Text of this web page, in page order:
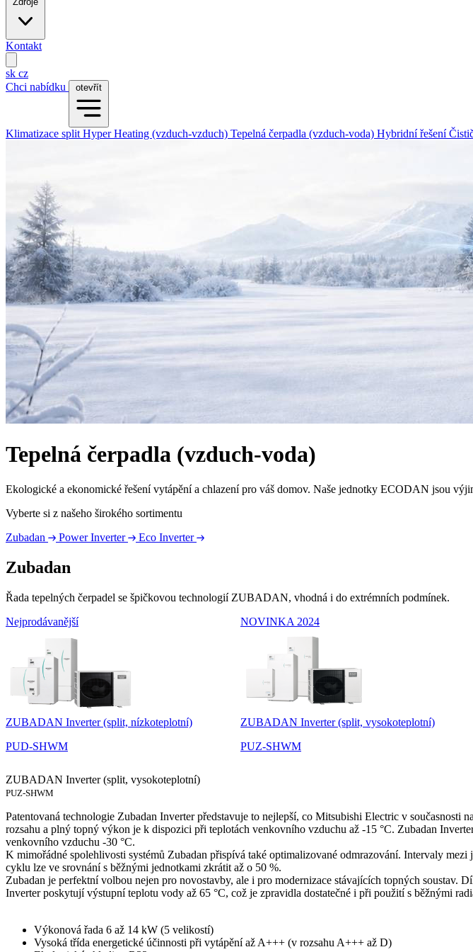
Kontakt
sk cz
Chci nabídku
otevřít
Klimatizace split Hyper Heating (vzduch-vzduch) Tepelná čerpadla (vzduch-voda) Hybridní řešení
Tepelná čerpadla (vzduch-voda)
Ekologické a ekonomické řešení vytápění a chlazení pro váš domov. Naše jednotky ECODAN jsou
Vyberte si z našeho širokého sortimentu
Zubadan
Power Inverter Eco Inverter
Zubadan
Řada tepelných čerpadel se špičkovou technologií ZUBADAN, vhodná i do extrémních podmínek.
Nejprodávanější
ZUBADAN Inverter (split, nízkoteplotní)
PUD-SHWM
NOVINKA 2024
ZUBADAN Inverter (split, vysokoteplotní)
PUZ-SHWM
ZUBADAN Inverter (split, vysokoteplotní)
PUZ-SHWM
Patentovaná technologie Zubadan Inverter představuje to nejlepší, co Mitsubishi Electric v
rozsahu a plný topný výkon je k dispozici při teplotách venkovního vzduchu až -15 °C. Zubadan
venkovního vzduchu -30 °C.
K mimořádné spolehlivosti systémů Zubadan přispívá také optimalizované odmrazování. Intervaly
cyklu lze ve srovnání s běžnými jednotkami zkrátit až o 50 %.
Zubadan je perfektní volbou nejen pro novostavby, ale i pro modernizace stávajících topných
Inverter poskytují výstupní teplotu vody až 65 °C, což je zpravidla dostatečné i při použití s běžnými
Výkonová řada 6 až 14 kW (5 velikostí)
Vysoká třída energetické účinnosti při vytápění až A+++ (v rozsahu A+++ až D)